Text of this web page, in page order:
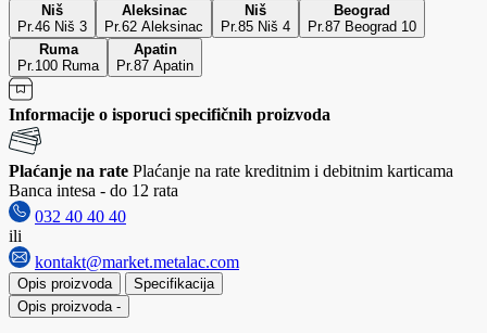
Niš
Pr.46 Niš 3
Aleksinac
Pr.62 Aleksinac
Niš
Pr.85 Niš 4
Beograd
Pr.87 Beograd 10
Ruma
Pr.100 Ruma
Apatin
Pr.87 Apatin
Informacije o isporuci specifičnih proizvoda
Plaćanje na rate Plaćanje na rate kreditnim i debitnim karticama
Banca intesa - do 12 rata
032 40 40 40
ili
kontakt@market.metalac.com
Opis proizvoda
Specifikacija
Opis proizvoda -